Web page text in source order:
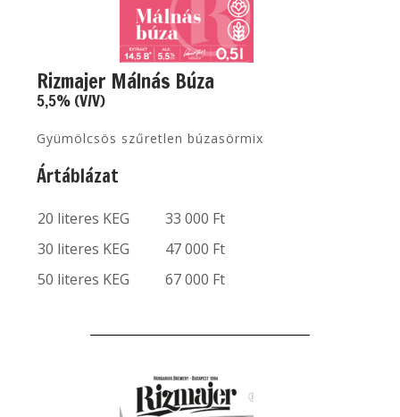
Rizmajer Málnás Búza
5,5% (V/V)
Gyümölcsös szűretlen búzasörmix
Ártáblázat
20 literes KEG
33 000 Ft
30 literes KEG
47 000 Ft
50 literes KEG
67 000 Ft